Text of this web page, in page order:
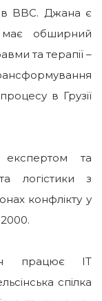
в BBC. Джана є
має обширний
та терапії –
в Грузії
та
логістики з
конфлікту у
працює IT
спілка